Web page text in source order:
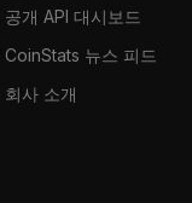
공개 API 대시보드
CoinStats 뉴스 피드
회사 소개